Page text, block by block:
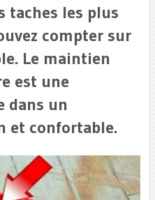
taches les plus
compter sur
Le maintien
est une
dans un
et confortable.